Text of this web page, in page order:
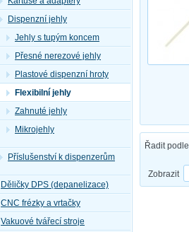
Řadit podle
Zobrazit
Dispenzní jehly
Jehly s tupým koncem
Přesné nerezové jehly
Plastové dispenzní hroty
Flexibilní jehly
Zahnuté jehly
Mikrojehly
Příslušenství k dispenzerům
Děličky DPS (depanelizace)
CNC frézky a vrtačky
Vakuové tvářecí stroje